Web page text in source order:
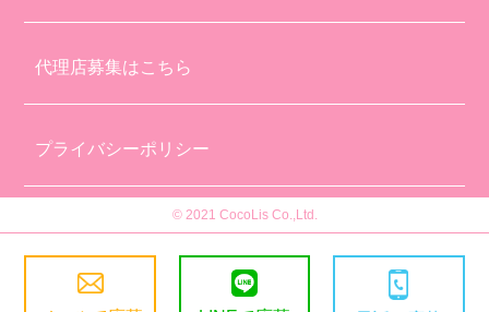
代理店募集はこちら
プライバシーポリシー
© 2021 CocoLis Co.,Ltd.